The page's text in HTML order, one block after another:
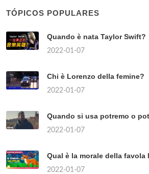
TÓPICOS POPULARES
Quando è nata Taylor Swift?
2022-01-07
Chi è Lorenzo della femine?
2022-01-07
Quando si usa potremo o
2022-01-07
Qual è la morale della favola
2022-01-07